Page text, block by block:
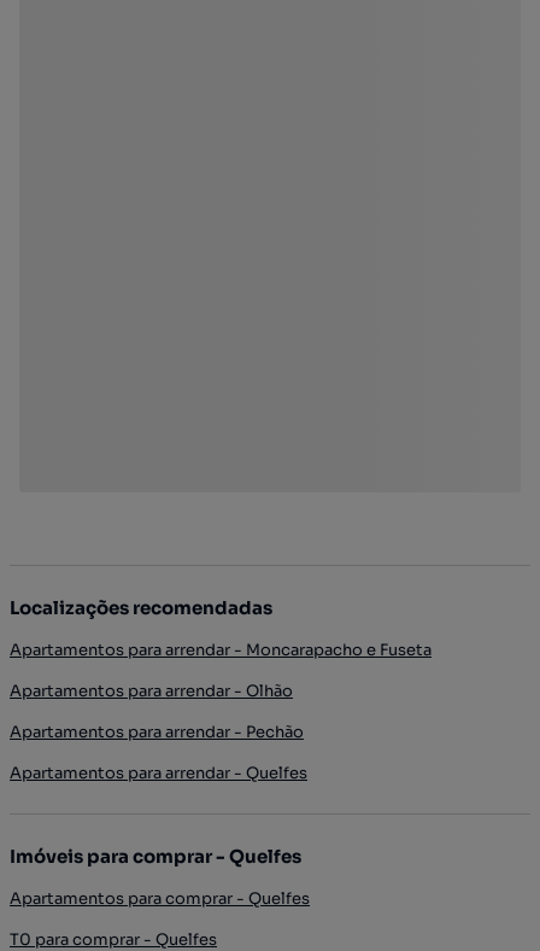
Localizações recomendadas
Apartamentos para arrendar - Moncarapacho e Fuseta
Apartamentos para arrendar - Olhão
Apartamentos para arrendar - Pechão
Apartamentos para arrendar - Quelfes
Imóveis para comprar - Quelfes
Apartamentos para comprar - Quelfes
T0 para comprar - Quelfes